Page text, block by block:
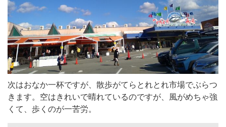
次はおなか一杯ですが、散歩がてらとれとれ市場でぶらつ
きます。空はきれいで晴れているのですが、風がめちゃ強
くて、歩くのが一苦労。